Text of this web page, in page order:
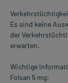
Es sind keine
der
erwarten.
Wichtige
Folsan 5 mg: